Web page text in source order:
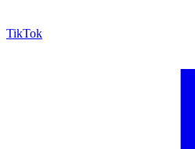
TikTok